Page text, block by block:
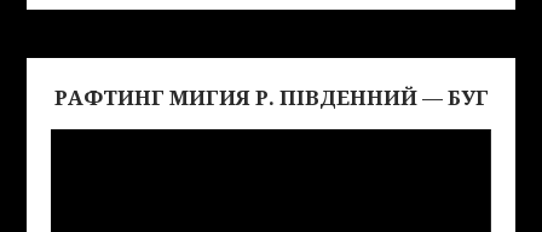
РАФТИНГ МИГИЯ Р. ПІВДЕННИЙ — БУГ